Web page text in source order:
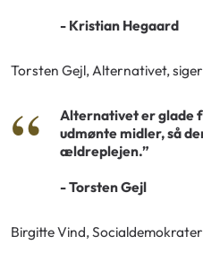
- Kristian Hegaard
Torsten Gejl, Alternativet,
Alternativet er glade
udmønte midler, så
ældreplejen.”
- Torsten Gejl
Birgitte Vind,